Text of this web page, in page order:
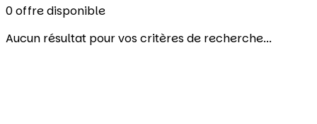
0offre disponible
Aucun résultat pour vos critères de recherche...